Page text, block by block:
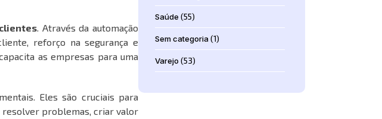
. Através da automação
reforço na segurança e
as empresas para uma
Eles são cruciais para
resolver problemas, criar valor
Saúde (55)
Sem categoria(1)
Varejo (53)